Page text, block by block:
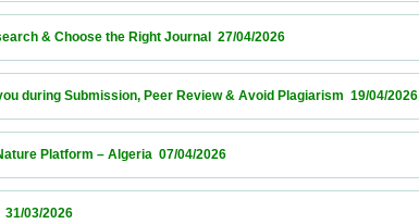
Research & Choose the Right Journal  27/04/2026
you during Submission, Peer Review & Avoid
Nature Platform – Algeria  07/04/2026
31/03/2026